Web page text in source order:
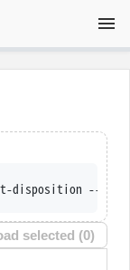
trust-server-names --
selected (0)